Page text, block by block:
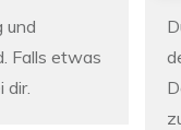
und
Falls etwas
dir.